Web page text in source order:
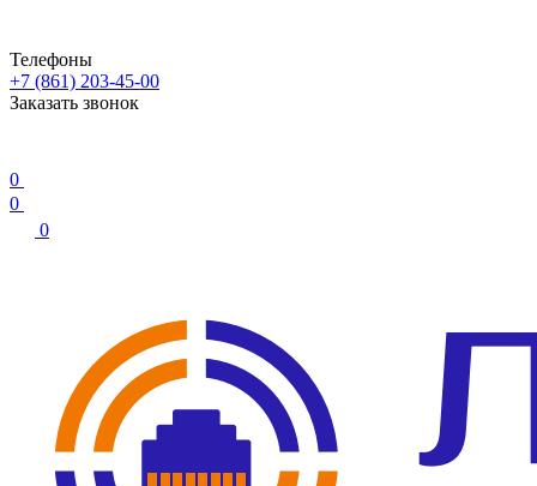
Телефоны
+7 (861) 203-45-00
Заказать звонок
0
0
0